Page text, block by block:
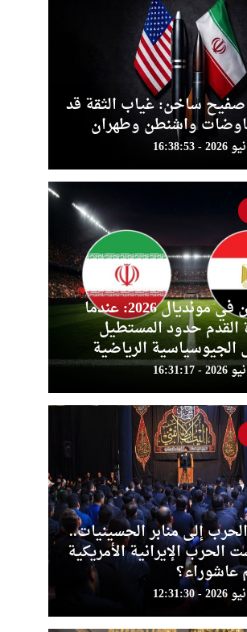
صفيح ساخن: غياب الثقة قد
واشنطن وطهران
مصر وإيران في مونديال 2026: عندما
القدم حدود المستطيل
الجيوسياسية الرياضية
إلى منابر الحسينيات..
الإيرانية الأمريكية
عاشوراء؟